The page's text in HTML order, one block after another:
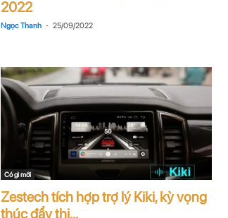
2022
Ngọc Thanh - 25/09/2022
Có gì mới
Zestech tích hợp trợ lý Kiki, kỳ vọng
thúc đẩy thị...